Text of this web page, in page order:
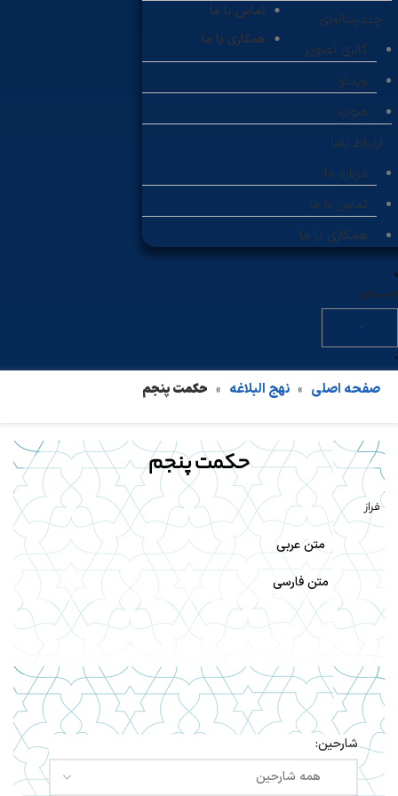
تماس با ما
همکاری با ما
چندرسانه‌ای
گالری تصویر
ویدئو
صوت
ارتباط باما
درباره ما
تماس با ما
همکاری با ما
جستجو
صفحه اصلی » نهج البلاغه » حکمت پنجم
حکمت پنجم
فراز
متن عربی
متن فارسی
شارحین: